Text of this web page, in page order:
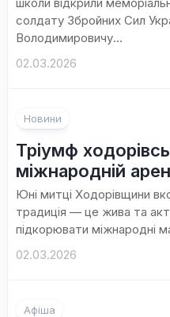
солдату Збройних Сил
Володимировичу...
02.03.2026
Новини
Тріумф
міжнародній
Юні митці Ходорівщини
традиція — це жива та
підкорювати міжнародні
02.03.2026
Афіша